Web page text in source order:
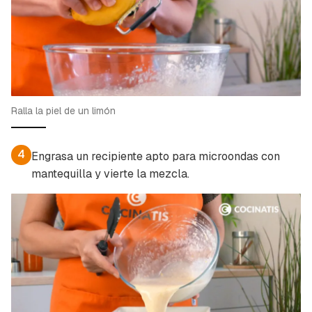
Ralla la piel de un limón
4 Engrasa un recipiente apto para microondas con
mantequilla y vierte la mezcla.